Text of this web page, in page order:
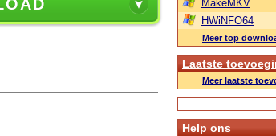
MakeMKV
HWiNFO64
Meer top
Laatste
Meer laatste
Help ons